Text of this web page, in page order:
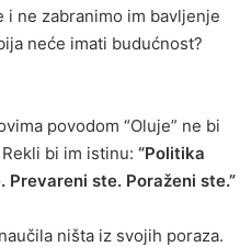
i ne zabranimo im bavljenje
neće imati budućnost?
povodom “Oluje” ne bi
bi im istinu: “Politika
ste. Poraženi ste.”
ništa iz svojih poraza.